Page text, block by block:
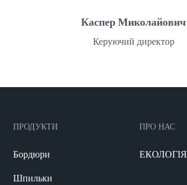
Каспер Миколайович
Керуючий директор
ПРОДУКТИ
Бордюри
Шпильки
ПРО НАС
ЕКОЛОГІЯ